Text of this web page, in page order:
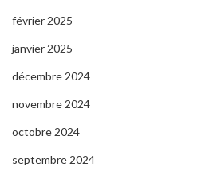
février 2025
janvier 2025
décembre 2024
novembre 2024
octobre 2024
septembre 2024